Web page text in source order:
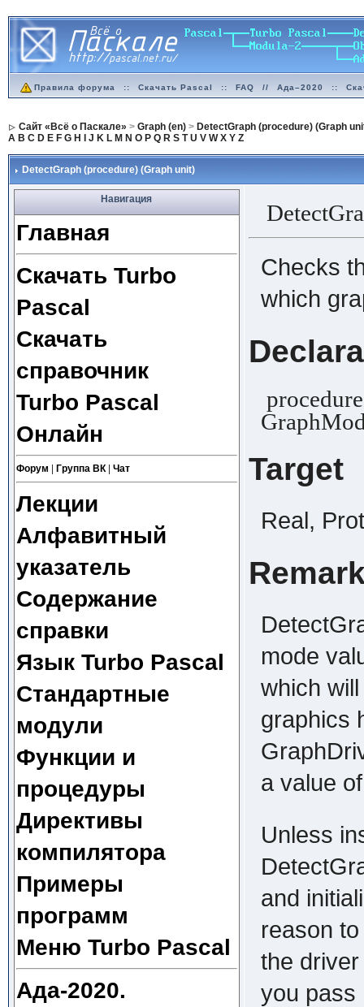
Правила форума :: Скачать Pascal :: FAQ // Ада–2020 ::
Сайт «Всё о Паскале» > Graph (en)> DetectGraph (procedure) (Graph
A B C D E F G H J K L M N O P Q R S T U V W X Y Z
DetectGraph (procedure) (Graph unit)
Навигация
Главная
Скачать Turbo
Pascal
Скачать
справочник
Turbo Pascal
Онлайн
Форум Группа ВК| Чат
Лекции
Алфавитный
указатель
Содержание
справки
Язык Turbo Pascal
Стандартные
модули
Функции и
процедуры
Директивы
компилятора
Примеры
программ
Меню Turbo Pascal
Ада-2020.
Checks
which
Target
Real,
mode
which
graphics
a value
Unless
and
reason
the
you pass